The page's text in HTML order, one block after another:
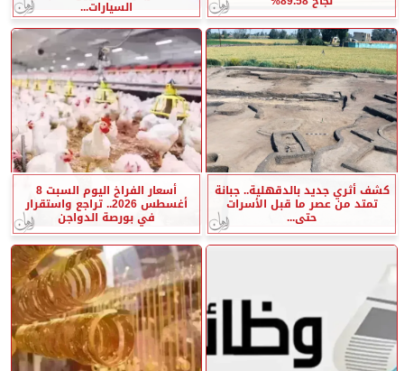
السيارات...
كشف أثري جديد بالدقهلية.. جبانة
تمتد من عصر ما قبل الأسرات
حتى...
أسعار الفراخ اليوم السبت 8
أغسطس 2026.. تراجع واستقرار
في بورصة الدواجن